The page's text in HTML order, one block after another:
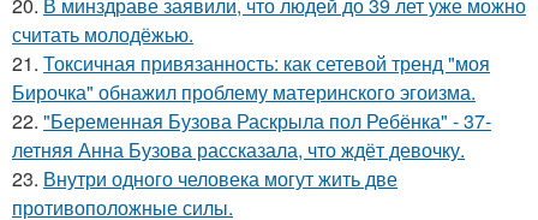
считать молодёжью.
21. Токсичная привязанность: как сетевой тренд "моя
Бирочка" обнажил проблему материнского эгоизма.
22. "Беременная Бузова Раскрыла пол Ребёнка" - 37-
летняя Анна Бузова рассказала, что ждёт девочку.
23. Внутри одного человека могут жить две
противоположные силы.